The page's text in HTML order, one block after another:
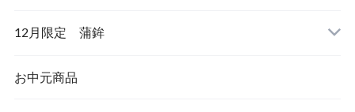
12月限定 蒲鉾
お中元商品